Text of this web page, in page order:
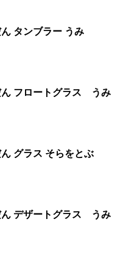
ノラネコぐんだん タンブラー うみ
ノラネコぐんだん フロートグラス うみ
ノラネコぐんだん グラス そらをとぶ
ノラネコぐんだん デザートグラス うみ